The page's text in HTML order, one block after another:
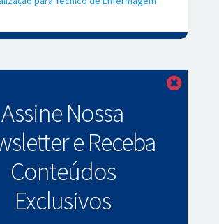
Assine Nossa
e Receba
Conteúdos
Exclusivos
Fechar